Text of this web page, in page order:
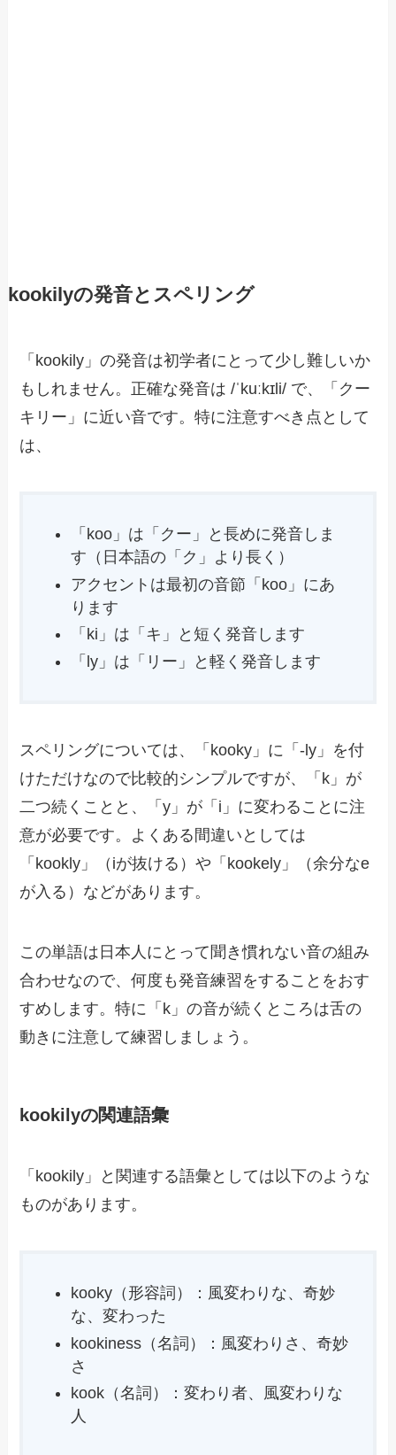
kookilyの発音とスペリング
「kookily」の発音は初学者にとって少し難しいか
もしれません。正確な発音は /ˈkuːkɪli/ で、「クー
キリー」に近い音です。特に注意すべき点として
は、
「koo」は「クー」と長めに発音しま
す（日本語の「ク」より長く）
アクセントは最初の音節「koo」にあ
ります
「ki」は「キ」と短く発音します
「ly」は「リー」と軽く発音します
スペリングについては、「kooky」に「-ly」を付
けただけなので比較的シンプルですが、「k」が
二つ続くことと、「y」が「i」に変わることに注
意が必要です。よくある間違いとしては
「kookly」（iが抜ける）や「kookely」（余分なe
が入る）などがあります。
この単語は日本人にとって聞き慣れない音の組み
合わせなので、何度も発音練習をすることをおす
すめします。特に「k」の音が続くところは舌の
動きに注意して練習しましょう。
kookilyの関連語彙
「kookily」と関連する語彙としては以下のような
ものがあります。
kooky（形容詞）：風変わりな、奇妙
な、変わった
kookiness（名詞）：風変わりさ、奇妙
さ
kook（名詞）：変わり者、風変わりな
人